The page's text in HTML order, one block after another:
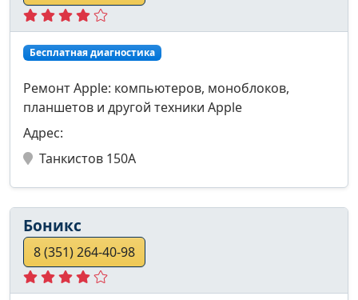
Бесплатная диагностика
Ремонт Apple: компьютеров, моноблоков,
планшетов и другой техники Apple
Адрес:
Танкистов 150А
Боникс
8 (351) 264-40-98